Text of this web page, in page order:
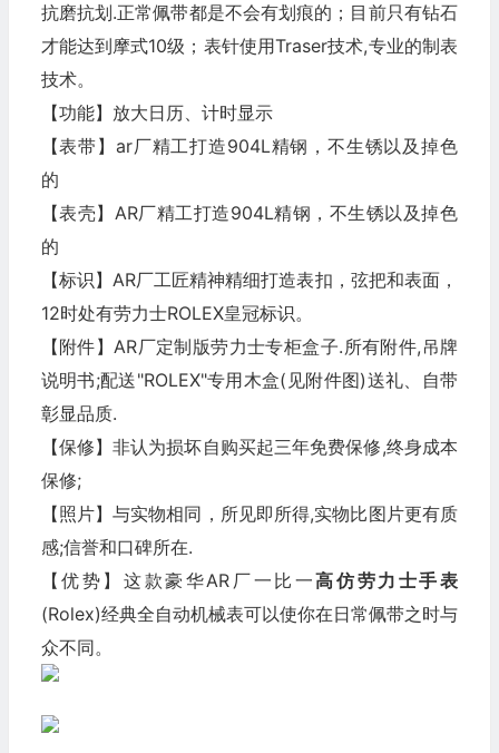
抗磨抗划.正常佩带都是不会有划痕的；目前只有钻石
才能达到摩式10级；表针使用Traser技术,专业的制表
技术。
【功能】放大日历、计时显示
【表带】ar厂精工打造904L精钢，不生锈以及掉色
的
【表壳】AR厂精工打造904L精钢，不生锈以及掉色
的
【标识】AR厂工匠精神精细打造表扣，弦把和表面，
12时处有劳力士ROLEX皇冠标识。
【附件】AR厂定制版劳力士专柜盒子.所有附件,吊牌
说明书;配送"ROLEX"专用木盒(见附件图)送礼、自带
彰显品质.
【保修】非认为损坏自购买起三年免费保修,终身成本
保修;
【照片】与实物相同，所见即所得,实物比图片更有质
感;信誉和口碑所在.
【优势】这款豪华AR厂一比一高仿劳力士手表
(Rolex)经典全自动机械表可以使你在日常佩带之时与
众不同。